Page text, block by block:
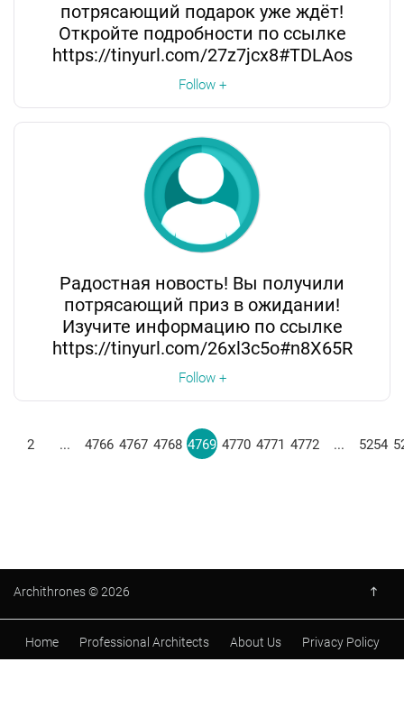
потрясающий подарок уже ждёт!
Откройте подробности по ссылке
https://tinyurl.com/27z7jcx8#TDLAos
Follow +
Радостная новость! Вы получили
потрясающий приз в ожидании!
Изучите информацию по ссылке
https://tinyurl.com/26xl3c5o#n8X65R
Follow +
2 ... 4766 4767 4768 4769 4770 4771 4772 ... 5254
Archithrones © 2026
Home Professional Architects About Us
Privacy Policy